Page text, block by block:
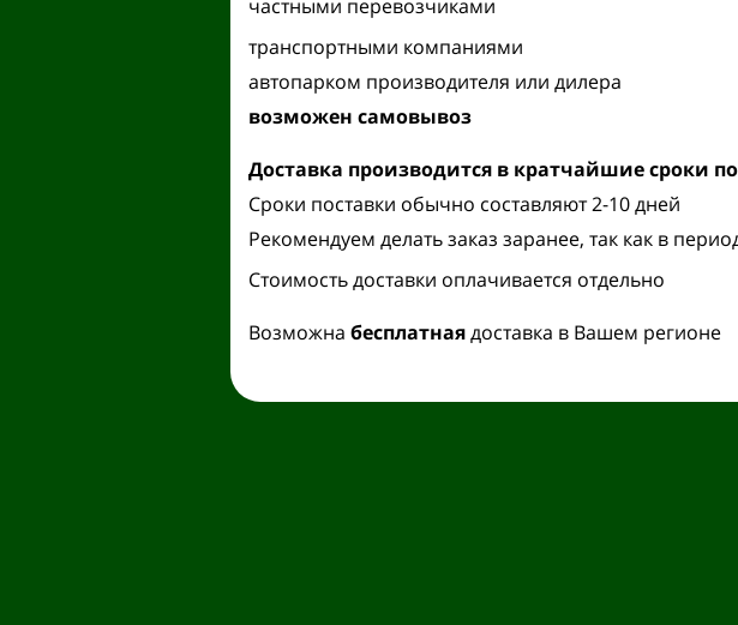
частными перевозчиками
транспортными компаниями
автопарком производителя или дилера
возможен самовывоз
Доставка производится в кратчайшие сроки
Сроки поставки обычно составляют 2-10 дней
Рекомендуем делать заказ заранее, так как в
Стоимость доставки оплачивается отдельно
Возможна бесплатнаядоставка в Вашем регионе